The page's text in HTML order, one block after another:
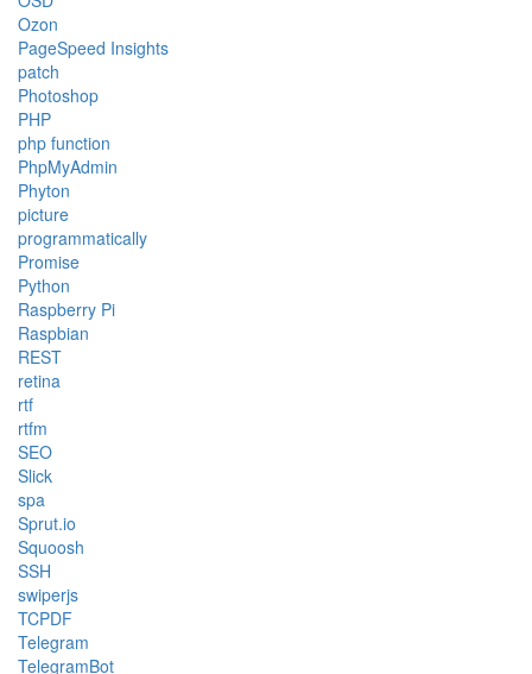
Ozon
PageSpeed Insights
patch
Photoshop
PHP
php function
PhpMyAdmin
Phyton
picture
programmatically
Promise
Python
Raspberry Pi
Raspbian
REST
retina
rtf
rtfm
SEO
Slick
spa
Sprut.io
Squoosh
SSH
swiperjs
TCPDF
Telegram
TelegramBot